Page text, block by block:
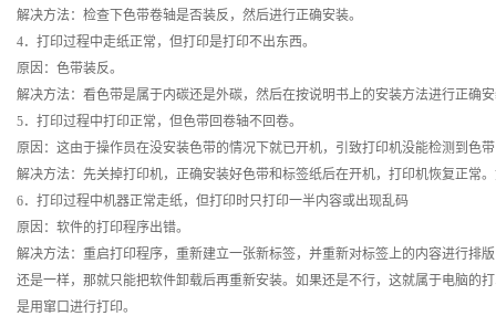
解决方法：检查下色带卷轴是否装反，然后进行正确安装。
4．打印过程中走纸正常，但打印是打印不出东西。
原因：色带装反。
解决方法：看色带是属于内碳还是外碳，然后在按说明书上的安装方法进行正确
5．打印过程中打印正常，但色带回卷轴不回卷。
原因：这由于操作员在没安装色带的情况下就已开机，引致打印机没能检测到色
解决方法：先关掉打印机，正确安装好色带和标签纸后在开机，打印机恢复正常
6．打印过程中机器正常走纸，但打印时只打印一半内容或出现乱码
原因：软件的打印程序出错。
解决方法：重启打印程序，重新建立一张新标签，并重新对标签上的内容进行排
还是一样，那就只能把软件卸载后再重新安装。如果还是不行，这就属于电脑的
是用窜口进行打印。